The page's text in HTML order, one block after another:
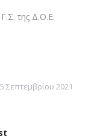
Γ.Σ. της Δ.Ο.Ε.
Σεπτεμβρίου 2021